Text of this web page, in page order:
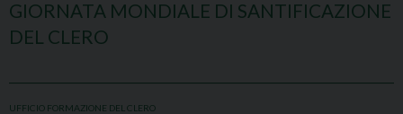
GIORNATA MONDIALE DI SANTIFICAZIONE
DEL CLERO
UFFICIO FORMAZIONE DEL CLERO